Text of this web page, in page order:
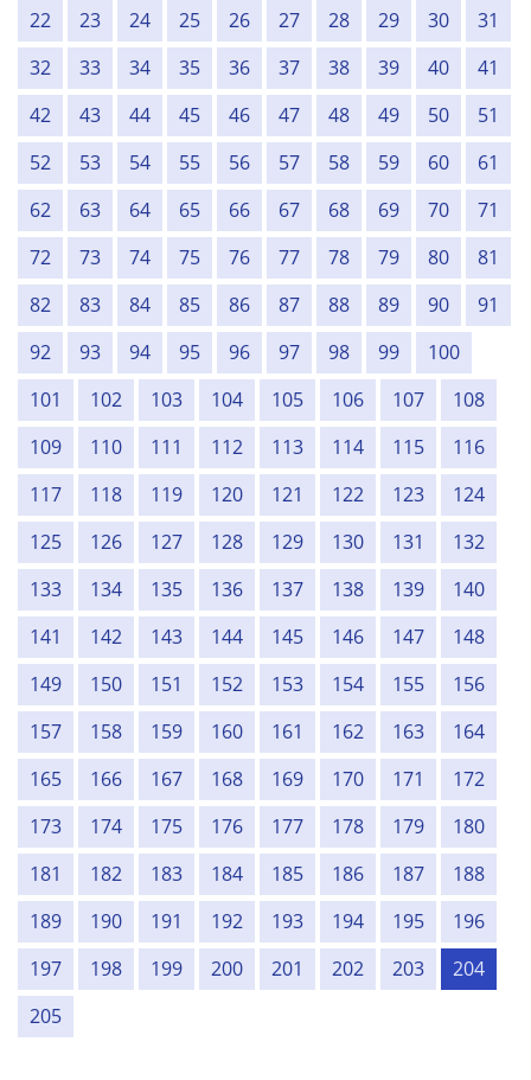
22
23 24 25 26 27 28 29 30
31
32
33 34 35 36 37 38 39 40
41
42
43 44 45 46 47 48 49 50
51
52
53 54 55 56 57 58 59 60
61
62
63 64 65 66 67 68 69 70
71
72
73 74 75 76 77 78 79 80
81
82
83 84 85 86 87 88 89 90
91
92
93 94 95 96 97 98 99
100
101
102 103 104 105 106 107
108
109
110 111 112 113 114 115
116
117
118 119 120 121 122 123
124
125
126 127 128 129 130 131
132
133
134 135 136 137 138 139
140
141
142 143 144 145 146 147
148
149
150 151 152 153 154 155
156
157
158 159 160 161 162 163
164
165
166 167 168 169 170 171
172
173
174 175 176 177 178 179
180
181
182 183 184 185 186 187
188
189
190 191 192 193 194 195
196
197
198 199 200 201 202 203
204
205